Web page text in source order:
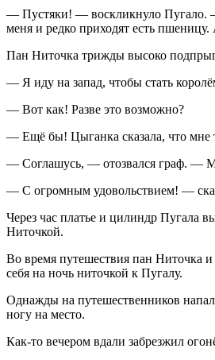
— Пустяки! — воскликнуло Пугало. —
меня и редко приходят есть
Пан Ниточка трижды высоко
— Я иду на запад, чтобы стать
— Вот как! Разве это возможно?
— Ещё бы! Цыганка сказала, что мне
— Соглашусь, — отозвался граф. —
— С огромным удовольствием! —
Через час платье и цилиндр Пугала
Ниточкой.
Во время путешествия пан Ниточка
себя на ночь ниточкой к Пугалу.
Однажды на путешественников
ногу на место.
Как-то вечером вдали забрезжил